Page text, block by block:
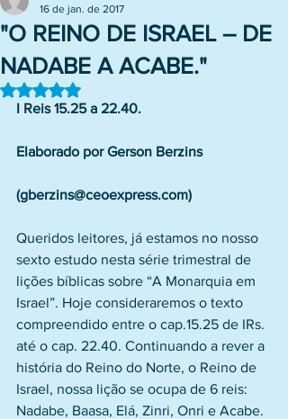
"O REINO DE ISRAEL – DE
NADABE A ACABE."
16 de jan. de 2017
Avaliado com NaN de 5 estrelas.
I Reis 15.25 a 22.40.
Elaborado por Gerson Berzins
(gberzins@ceoexpress.com)
Queridos leitores, já estamos no nosso
sexto estudo nesta série trimestral de
lições bíblicas sobre “A Monarquia em
Israel”. Hoje consideraremos o texto
compreendido entre o cap.15.25 de IRs.
até o cap. 22.40. Continuando a rever a
história do Reino do Norte, o Reino de
Israel, nossa lição se ocupa de 6 reis:
Nadabe, Baasa, Elá, Zinri, Onri e Acabe.